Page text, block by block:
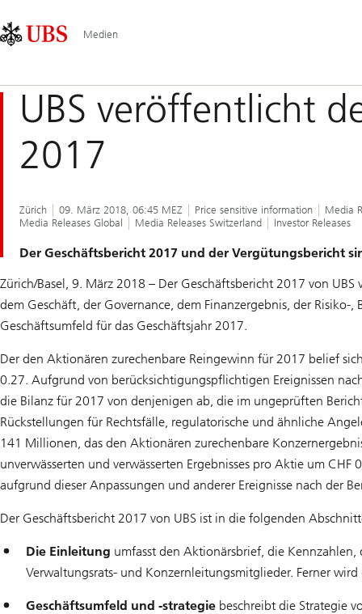
Area
Medien
UBS veröffentlicht
2017
Zürich 09. März 2018, 06:45 MEZ Price sensitive information
Media
Media Releases Global
Media Releases Switzerland Investor Releases
Der Geschäftsbericht 2017 und der Vergütungsbericht
Zürich/Basel, 9. März 2018 – Der Geschäftsbericht 2017 von
dem Geschäft, der Governance, dem Finanzergebnis, der
Geschäftsumfeld für das Geschäftsjahr 2017.
Der den Aktionären zurechenbare Reingewinn für 2017 belief
0.27. Aufgrund von berücksichtigungspflichtigen Ereignissen
die Bilanz für 2017 von denjenigen ab, die im ungeprüften
Rückstellungen für Rechtsfälle, regulatorische und ähnliche
141 Millionen, das den Aktionären zurechenbare
unverwässerten und verwässerten Ergebnisses pro Aktie um
aufgrund dieser Anpassungen und anderer Ereignisse nach der
Der Geschäftsbericht 2017 von UBS ist in die folgenden
Die Einleitung umfasst den Aktionärsbrief, die
Verwaltungsrats- und Konzernleitungsmitglieder. Ferner
Geschäftsumfeld und -strategie beschreibt die Strategie